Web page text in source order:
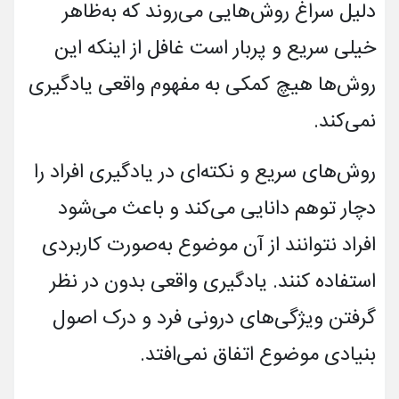
دلیل سراغ روش­‌هایی می­‌روند که به‌ظاهر
خیلی سریع و پربار است غافل از این­که این
روش­‌ها هیچ کمکی به مفهوم واقعی یادگیری
نمی­‌کند.
روش­‌های سریع و نکته‌­ای در یادگیری افراد را
دچار توهم دانایی می­‌کند و باعث می‌شود
افراد نتوانند از آن موضوع به‌صورت کاربردی
استفاده کنند. یادگیری واقعی بدون در نظر
گرفتن ویژگی­‌های درونی فرد و درک اصول
بنیادی موضوع اتفاق نمی­‌افتد.